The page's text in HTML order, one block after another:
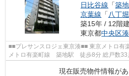
日比谷線 「築地
京葉線 「 八丁堀
築15年 / 12階建
東京都中央区湊
■■プレサンスロジェ東京湊■■ 東京メトロ
メトロ有楽町線 築地駅 徒歩8分 総戸数33戸 平成
■■ ファミリーマート どらっぐばば...
現在販売物件情報があ